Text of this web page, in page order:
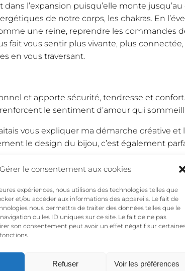
Gérer le consentement aux cookies
expériences, nous utilisons des technologies telles que
et/ou accéder aux informations des appareils. Le fait de
nous permettra de traiter des données telles que le
ou les ID uniques sur ce site. Le fait de ne pas
son consentement peut avoir un effet négatif sur
Refuser Voir les préférences
l’expansion puisqu’elle monte
de notre corps, les chakras. En
une reine, reprendre les commandes
fait vous sentir plus vivante, plus
en vous traversant.
et apporte sécurité, tendresse et
le sentiment d’amour qui
vous expliquer ma démarche créative
le design du bijou, c’est également